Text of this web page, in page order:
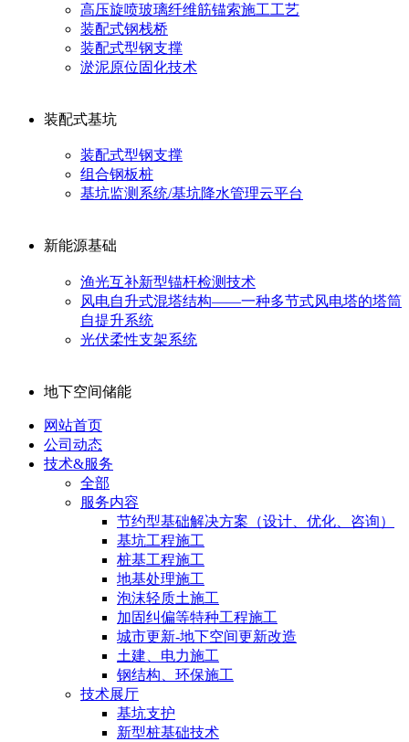
高压旋喷玻璃纤维筋锚索施工工艺
装配式钢栈桥
装配式型钢支撑
淤泥原位固化技术
装配式基坑
装配式型钢支撑
组合钢板桩
基坑监测系统/基坑降水管理云平台
新能源基础
渔光互补新型锚杆检测技术
风电自升式混塔结构——一种多节式风电塔的塔筒
自提升系统
光伏柔性支架系统
地下空间储能
网站首页
公司动态
技术&服务
全部
服务内容
节约型基础解决方案（设计、优化、咨询）
基坑工程施工
桩基工程施工
地基处理施工
泡沫轻质土施工
加固纠偏等特种工程施工
城市更新-地下空间更新改造
土建、电力施工
钢结构、环保施工
技术展厅
基坑支护
新型桩基础技术